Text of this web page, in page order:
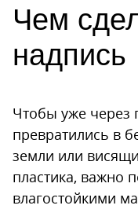
Чем
надпись
Чтобы уже через
превратились в
земли или
пластика, важно
влагостойкими